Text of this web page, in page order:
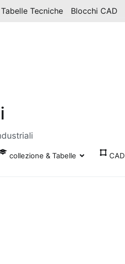
Tabelle Tecniche Blocchi CAD
collezione & Tabelle CAD